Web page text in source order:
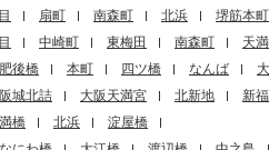
扇町 南森町 北浜 堺筋本町
中崎町 東梅田 南森町 天
肥後橋 本町 四ツ橋 なんば
城北詰 大阪天満宮 北新地 新
橋 北浜
淀屋橋